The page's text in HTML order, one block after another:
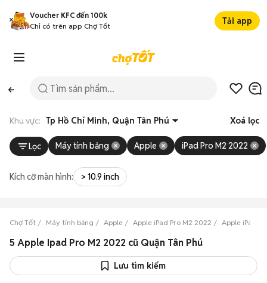
Voucher KFC đến 100k
Chỉ có trên app Chợ Tốt
Tải app
Khu vực: Tp Hồ Chí Minh, Quận Tân Phú Xoá lọc
Lọc Máy tính bảng Apple iPad Pro M2 2022
Kích cỡ màn hình: > 10.9 inch
Chợ Tốt Máy tính bảng Apple Apple iPad Pro M2 2022 Apple iPad
5 Apple Ipad Pro M2 2022 cũ Quận Tân Phú
Lưu tìm kiếm